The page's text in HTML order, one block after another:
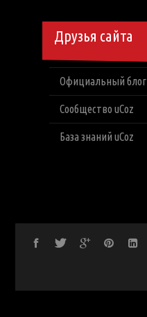
Друзья сайта
Официальный блог
Сообщество uCoz
База знаний uCoz